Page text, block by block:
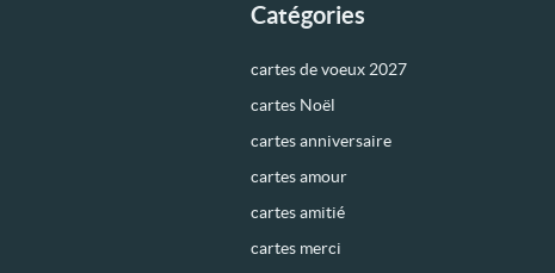
Catégories
cartes de voeux 2027
cartes Noël
cartes anniversaire
cartes amour
cartes amitié
cartes merci